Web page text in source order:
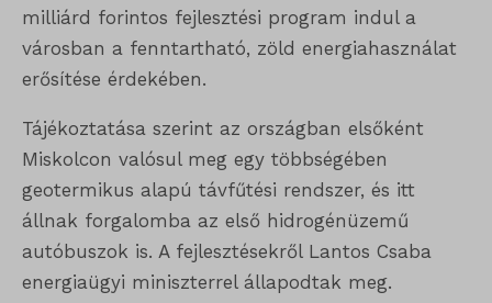
milliárd forintos fejlesztési program indul a
városban a fenntartható, zöld energiahasználat
erősítése érdekében.
Tájékoztatása szerint az országban elsőként
Miskolcon valósul meg egy többségében
geotermikus alapú távfűtési rendszer, és itt
állnak forgalomba az első hidrogénüzemű
autóbuszok is. A fejlesztésekről Lantos Csaba
energiaügyi miniszterrel állapodtak meg.